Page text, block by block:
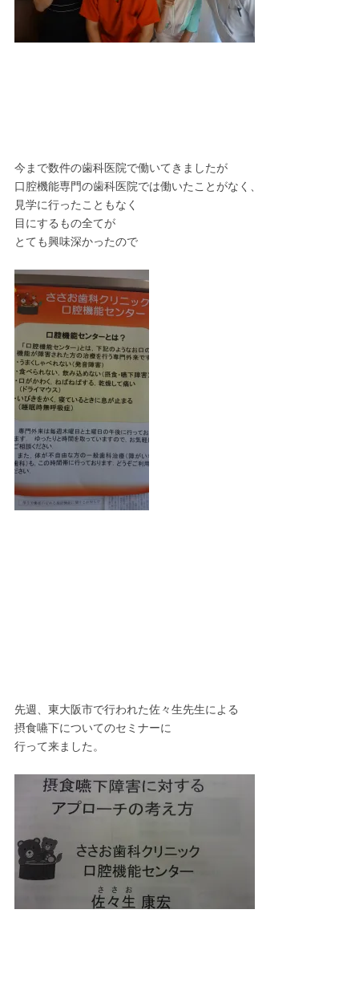
今まで数件の歯科医院で働いてきましたが
口腔機能専門の歯科医院では働いたことがなく、
見学に行ったこともなく
目にするもの全てが
とても興味深かったので
先週、東大阪市で行われた佐々生先生による
摂食嚥下についてのセミナーに
行って来ました。